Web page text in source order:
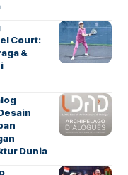
Court:
&
Dunia